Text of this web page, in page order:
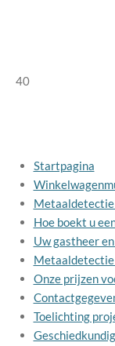
40
Startpagina
Metaaldetectie
Hoe boekt u
Uw gastheer
Onze prijzen
Toelichting